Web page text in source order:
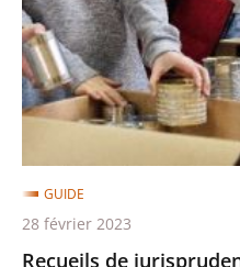
et
fondations
(ARUP
–
Recueils de
GUIDE
28 février 2023